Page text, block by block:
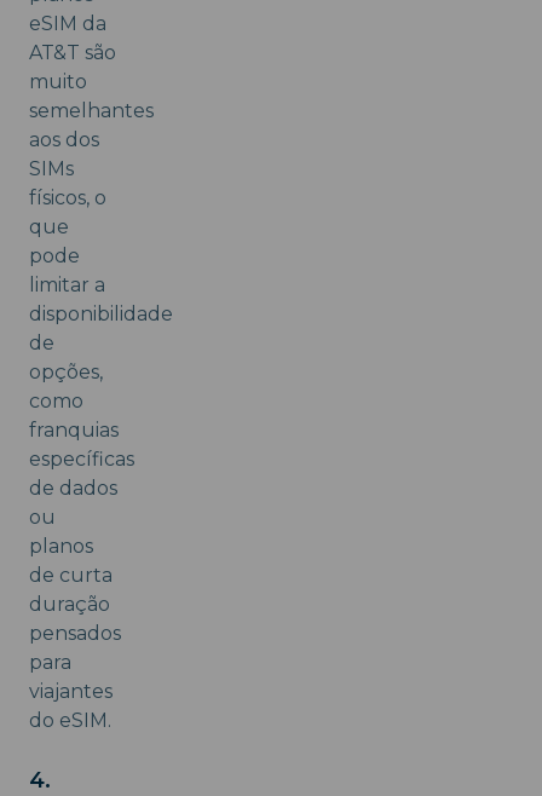
eSIM da
AT&T são
muito
semelhantes
aos dos
SIMs
físicos, o
que
pode
limitar a
disponibilidade
de
opções,
como
franquias
específicas
de dados
ou
planos
de curta
duração
pensados
para
viajantes
do eSIM.
4.